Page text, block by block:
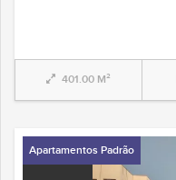
401.00 M²
Apartamentos Padrão